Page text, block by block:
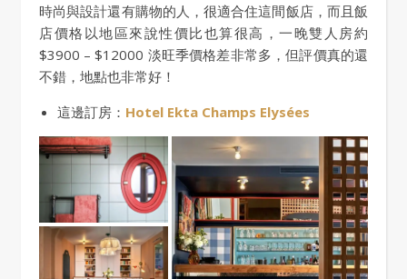
時尚與設計還有購物的人，很適合住這間飯店，而且飯
店價格以地區來說性價比也算很高，一晚雙人房約
$3900 – $12000 淡旺季價格差非常多，但評價真的還
不錯，地點也非常好！
這邊訂房： Hotel Ekta Champs Elysées